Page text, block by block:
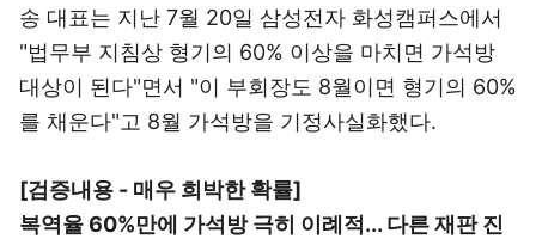
송 대표는 지난 7월 20일 삼성전자 화성캠퍼스에서
"법무부 지침상 형기의 60% 이상을 마치면 가석방
대상이 된다"면서 "이 부회장도 8월이면 형기의 60%
를 채운다"고 8월 가석방을 기정사실화했다.
[검증내용 - 매우 희박한 확률]
복역율 60%만에 가석방 극히 이례적... 다른 재판 진